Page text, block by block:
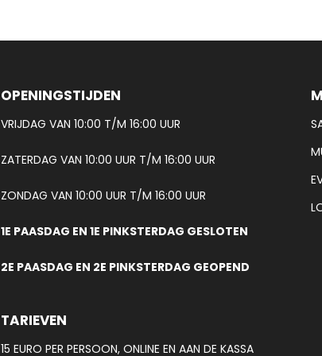
OPENINGSTIJDEN
VRIJDAG VAN 10:00 T/M 16:00 UUR
ZATERDAG VAN 10:00 UUR T/M 16:00 UUR
ZONDAG VAN 10:00 UUR T/M 16:00 UUR
1E PAASDAG EN 1E PINKSTERDAG GESLOTEN
2E PAASDAG EN 2E PINKSTERDAG GEOPEND
TARIEVEN
15 EURO PER PERSOON, ONLINE EN AAN DE KASSA